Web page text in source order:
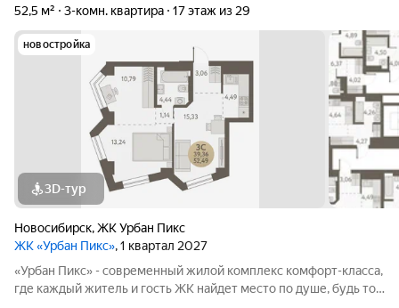
52,5 м² 3-комн. квартира 17 этаж из 29
новостройка
3D-тур
Новосибирск,ЖК Урбан Пикс
ЖК «Урбан Пикс», 1 квартал 2027
«Урбан Пикс» - cовременный жилой комплекс комфорт-класса,
где каждый житель и гость ЖК найдет место по душе, будь то